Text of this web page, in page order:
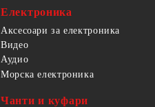
Електроника
Аксесоари за електроника
Видео
Аудио
Морска електроника
Чанти и куфари